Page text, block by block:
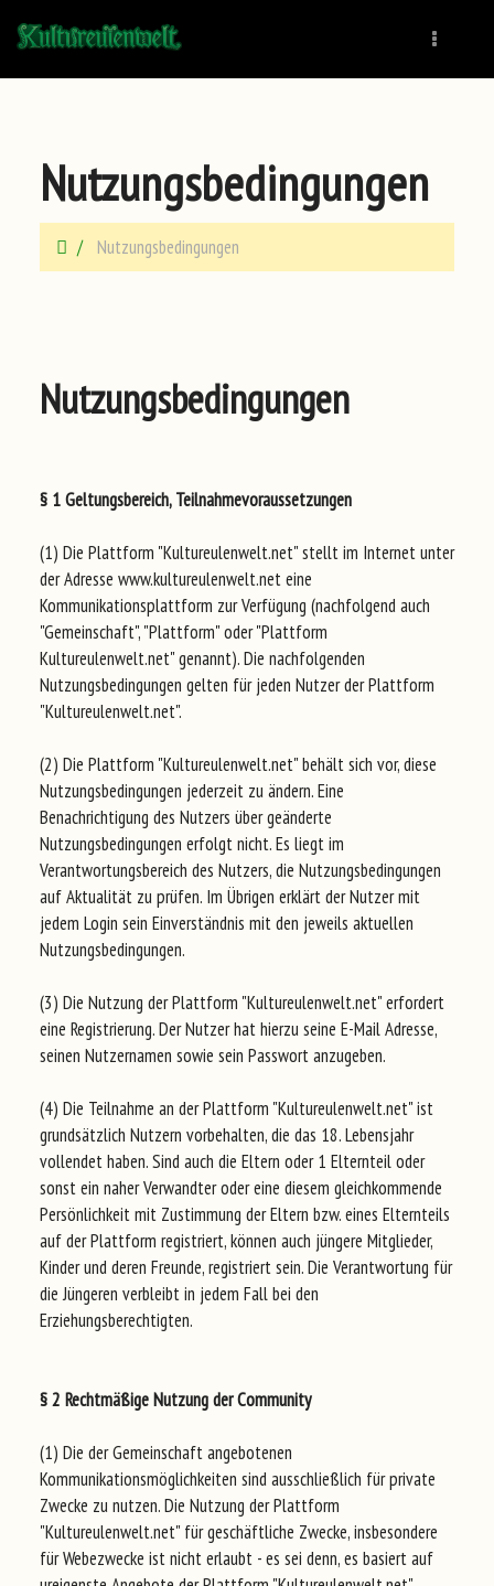
Nutzungsbedingungen
Nutzungsbedingungen
Nutzungsbedingungen
§ 1 Geltungsbereich, Teilnahmevoraussetzungen
(1) Die Plattform "Kultureulenwelt.net" stellt im Internet unter
der Adresse www.kultureulenwelt.net eine
Kommunikationsplattform zur Verfügung (nachfolgend auch
"Gemeinschaft", "Plattform" oder "Plattform
Kultureulenwelt.net" genannt). Die nachfolgenden
Nutzungsbedingungen gelten für jeden Nutzer der Plattform
"Kultureulenwelt.net".
(2) Die Plattform "Kultureulenwelt.net" behält sich vor, diese
Nutzungsbedingungen jederzeit zu ändern. Eine
Benachrichtigung des Nutzers über geänderte
Nutzungsbedingungen erfolgt nicht. Es liegt im
Verantwortungsbereich des Nutzers, die Nutzungsbedingungen
auf Aktualität zu prüfen. Im Übrigen erklärt der Nutzer mit
jedem Login sein Einverständnis mit den jeweils aktuellen
Nutzungsbedingungen.
(3) Die Nutzung der Plattform "Kultureulenwelt.net" erfordert
eine Registrierung. Der Nutzer hat hierzu seine E-Mail Adresse,
seinen Nutzernamen sowie sein Passwort anzugeben.
(4) Die Teilnahme an der Plattform "Kultureulenwelt.net" ist
grundsätzlich Nutzern vorbehalten, die das 18. Lebensjahr
vollendet haben. Sind auch die Eltern oder 1 Elternteil oder
sonst ein naher Verwandter oder eine diesem gleichkommende
Persönlichkeit mit Zustimmung der Eltern bzw. eines Elternteils
auf der Plattform registriert, können auch jüngere Mitglieder,
Kinder und deren Freunde, registriert sein. Die Verantwortung für
die Jüngeren verbleibt in jedem Fall bei den
Erziehungsberechtigten.
§ 2 Rechtmäßige Nutzung der Community
(1) Die der Gemeinschaft angebotenen
Kommunikationsmöglichkeiten sind ausschließlich für private
Zwecke zu nutzen. Die Nutzung der Plattform
"Kultureulenwelt.net" für geschäftliche Zwecke, insbesondere
für Webezwecke ist nicht erlaubt - es sei denn, es basiert auf